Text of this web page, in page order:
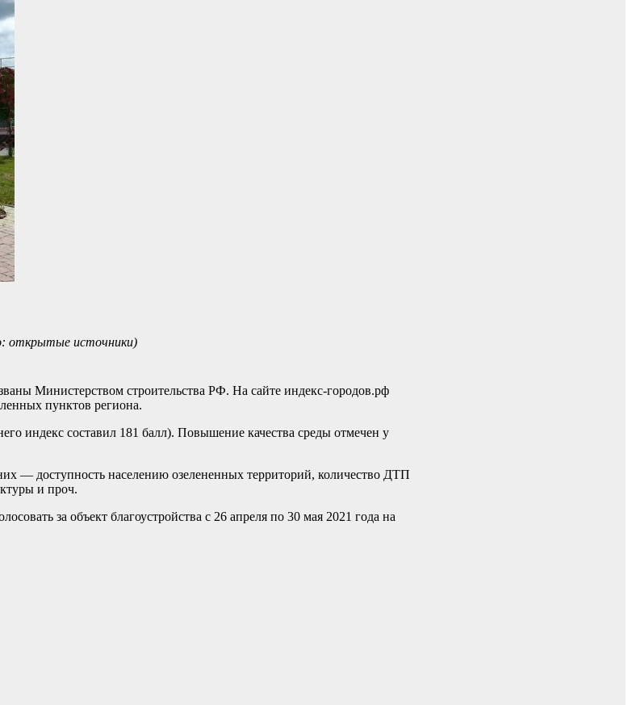
открытые источники)
Министерством строительства РФ. На сайте индекс-городов.рф
пунктов региона.
индекс составил 181 балл). Повышение качества среды отмечен у
— доступность населению озелененных территорий, количество ДТП
и проч.
за объект благоустройства с 26 апреля по 30 мая 2021 года на